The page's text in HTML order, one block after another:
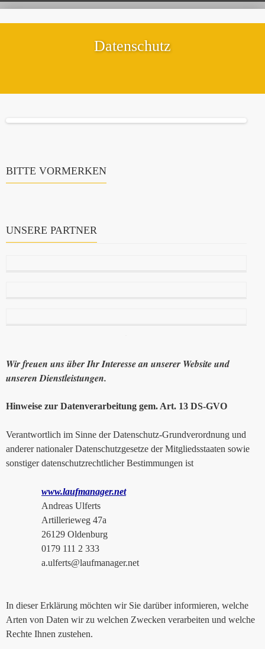
Datenschutz
BITTE VORMERKEN
UNSERE PARTNER
Wir freuen uns über Ihr Interesse an unserer Website und
unseren Dienstleistungen.
Hinweise zur Datenverarbeitung gem. Art. 13 DS-GVO
Verantwortlich im Sinne der Datenschutz-Grundverordnung und
anderer nationaler Datenschutzgesetze der Mitgliedsstaaten sowie
sonstiger datenschutzrechtlicher Bestimmungen ist
www.laufmanager.net
Andreas Ulferts
Artillerieweg 47a
26129 Oldenburg
0179 111 2 333
a.ulferts@laufmanager.net
In dieser Erklärung möchten wir Sie darüber informieren, welche
Arten von Daten wir zu welchen Zwecken verarbeiten und welche
Rechte Ihnen zustehen.